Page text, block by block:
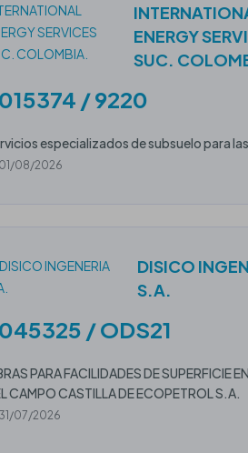
ENERGY
SUC.
/ 9220
especializados de subsuelo para
01/08/2026
DISICO
S.A.
/ ODS21
PARA FACILIDADES DE SUPERFICIE
CAMPO CASTILLA DE ECOPETROL S.A.
31/07/2026